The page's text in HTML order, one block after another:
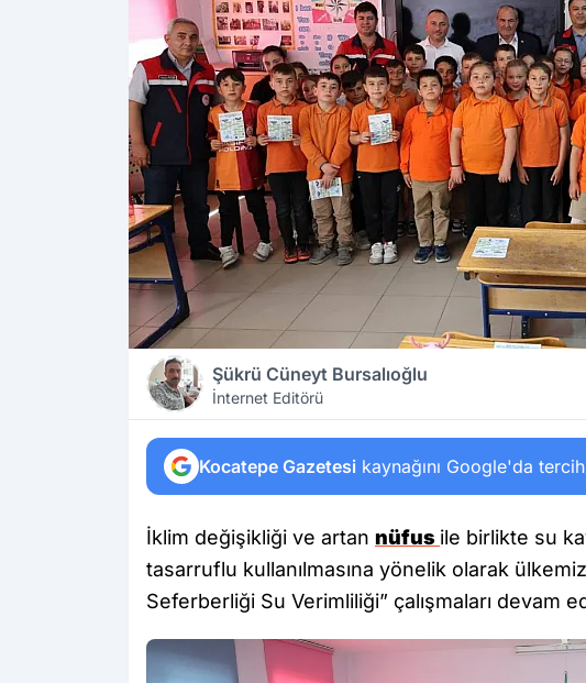
Şükrü Cüneyt Bursalıoğlu
İnternet Editörü
Kocatepe Gazetesi kaynağını Google'da
İklim değişikliği ve artan nüfus ile birlikte su
tasarruflu kullanılmasına yönelik olarak
Seferberliği Su Verimliliği” çalışmaları devam